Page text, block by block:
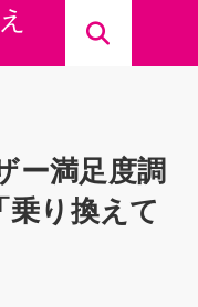
ー満足度調
乗り換えて